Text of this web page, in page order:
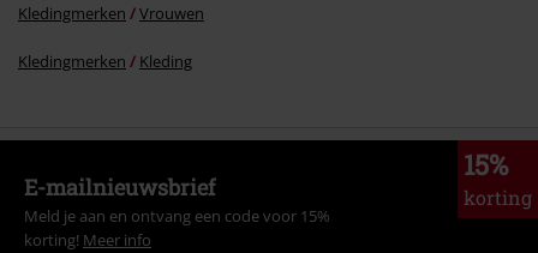
Kledingmerken Vrouwen
Kledingmerken Kleding
15%
korting
E-mailnieuwsbrief
Meld je aan en ontvang een code voor 15%
korting! Meer info